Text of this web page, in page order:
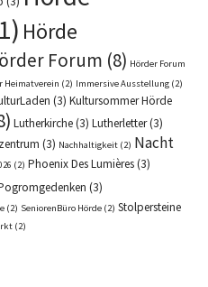
Hörde
Forum (8) Hörder Forum
Heimatverein (2) Immersive Ausstellung (2)
(3) Kultursommer Hörde
Lutherkirche(3) Lutherletter(3)
(3) Nachhaltigkeit (2) Nacht
(2) Phoenix Des Lumières(3)
(3)
(2) SeniorenBüro Hörde (2) Stolpersteine
(2)